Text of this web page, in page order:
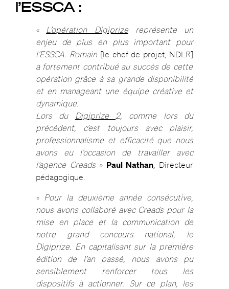
l’ESSCA :
« L’opération Digiprizereprésente un
enjeu de plus en plus important pour
l’ESSCA. Romain [le chef de projet, NDLR]
a fortement contribué au succès de cette
opération grâce à sa grande disponibilité
et en manageant une équipe créative et
dynamique.
Lors du
Digiprize 2, comme lors du
précédent,
c’est toujours avec plaisir,
professionnalisme et efficacité que nous
avons eu l’occasion de travailler avec
l’agence Creads » Paul Nathan , Directeur
pédagogique.
« Pour la deuxième année consécutive,
nous avons collaboré avec Creads pour la
mise en place et la communication de
notre grand concours national, le
Digiprize. En capitalisant sur la première
édition de l’an passé, nous avons pu
sensiblement renforcer tous les
dispositifs à actionner. Sur ce plan, les